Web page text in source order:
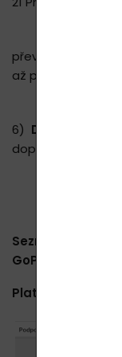
21 Praha 1
převodem o 1-2
až po připsání
6) Dobírkou
dopravce + 70 Kč /
Seznam
GoPay pro CZ trh:
Platební karty